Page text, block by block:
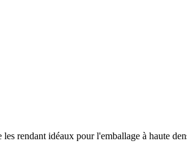
rendant idéaux pour l'emballage à haute